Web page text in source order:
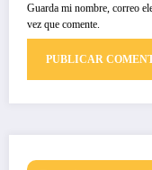
Guarda mi nombre, correo
vez que comente.